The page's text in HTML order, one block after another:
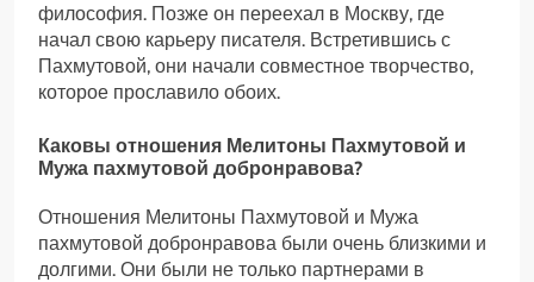
философия. Позже он переехал в Москву, где
начал свою карьеру писателя. Встретившись с
Пахмутовой, они начали совместное творчество,
которое прославило обоих.
Каковы отношения Мелитоны Пахмутовой и
Мужа пахмутовой добронравова?
Отношения Мелитоны Пахмутовой и Мужа
пахмутовой добронравова были очень близкими и
долгими. Они были не только партнерами в